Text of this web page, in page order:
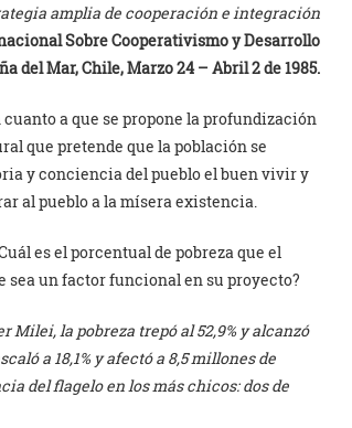
amplia de cooperación e integración
Sobre Cooperativismo y Desarrollo
del Mar, Chile, Marzo 24 – Abril 2 de 1985.
a que se propone la profundización
que pretende que la población se
y conciencia del pueblo el buen vivir y
al pueblo a la mísera existencia.
es el porcentual de pobreza que el
un factor funcional en su proyecto?
Milei, la pobreza trepó al 52,9% y alcanzó
a 18,1% y afectó a 8,5 millones de
del flagelo en los más chicos: dos de